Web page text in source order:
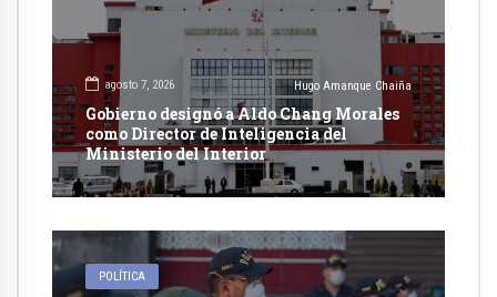
agosto 7, 2026 Hugo Amanque Chaiña
Gobierno designó a Aldo Chang Morales
como Director de Inteligencia del
Ministerio del Interior
POLÍTICA